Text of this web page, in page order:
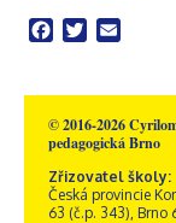
Facebook
Twitter
© 2016-2026
pedagogická Brno
Zřizovatel školy:
Česká provincie
63 (č.p. 343), Brno